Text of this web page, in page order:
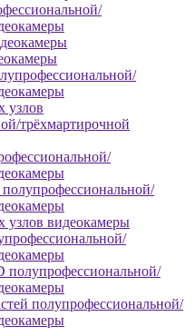
узлов
трёхмартирочной
узлов видеокамеры
полупрофессиональной/
полупрофессиональной/